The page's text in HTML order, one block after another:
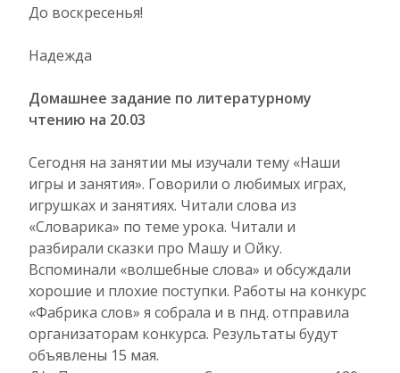
До воскресенья!
Надежда
Домашнее задание по литературному
чтению на 20.03
Сегодня на занятии мы изучали тему «Наши
игры и занятия». Говорили о любимых играх,
игрушках и занятиях. Читали слова из
«Словарика» по теме урока. Читали и
разбирали сказки про Машу и Ойку.
Вспоминали «волшебные слова» и обсуждали
хорошие и плохие поступки. Работы на конкурс
«Фабрика слов» я собрала и в пнд. отправила
организаторам конкурса. Результаты будут
объявлены 15 мая.